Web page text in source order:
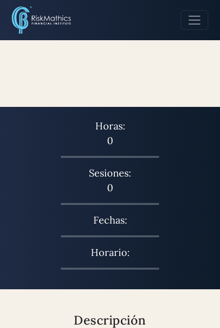
Horas:
0
Sesiones:
0
Fechas:
Horario:
Descripción